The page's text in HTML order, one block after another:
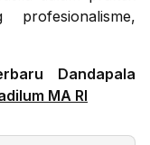
profesionalisme,
Dandapala
MA RI